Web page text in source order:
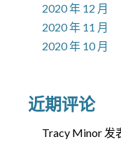
2020 年 12 月
2020 年 11 月
2020 年 10 月
近期评论
Tracy Minor 发